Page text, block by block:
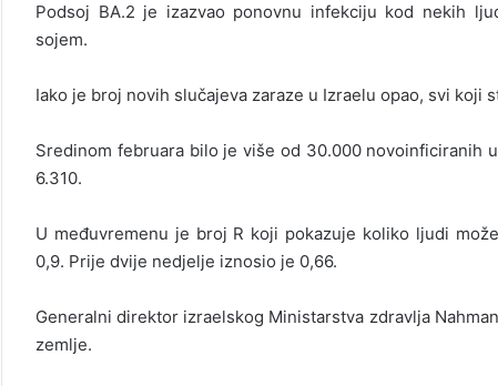
Podsoj BA.2 je izazvao ponovnu infekciju kod nekih
sojem.
Iako je broj novih slučajeva zaraze u Izraelu opao, svi koji
Sredinom februara bilo je više od 30.000 novoinficiranih
6.310.
U međuvremenu je broj R koji pokazuje koliko ljudi
0,9. Prije dvije nedjelje iznosio je 0,66.
Generalni direktor izraelskog Ministarstva zdravlja
zemlje.